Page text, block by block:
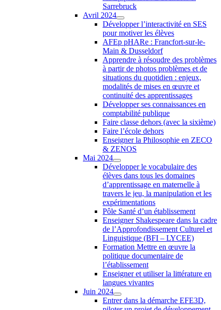
Sarrebruck
Avril 2024
Développer l’interactivité en SES
pour motiver les élèves
AFEp pHARe : Francfort-sur-le-
Main & Dusseldorf
Apprendre à résoudre des problèmes
à partir de photos problèmes et de
situations du quotidien : enjeux,
modalités de mises en œuvre et
continuité des apprentissages
Développer ses connaissances en
comptabilité publique
Faire classe dehors (avec la sixième)
Faire l’école dehors
Enseigner la Philosophie en ZECO
& ZENOS
Mai 2024
Développer le vocabulaire des
élèves dans tous les domaines
d’apprentissage en maternelle à
travers le jeu, la manipulation et les
expérimentations
Pôle Santé d’un établissement
Enseigner Shakespeare dans la cadre
de l’Approfondissement Culturel et
Linguistique (BFI – LYCEE)
Formation Mettre en œuvre la
politique documentaire de
l’établissement
Enseigner et utiliser la littérature en
langues vivantes
Juin 2024
Entrer dans la démarche EFE3D,